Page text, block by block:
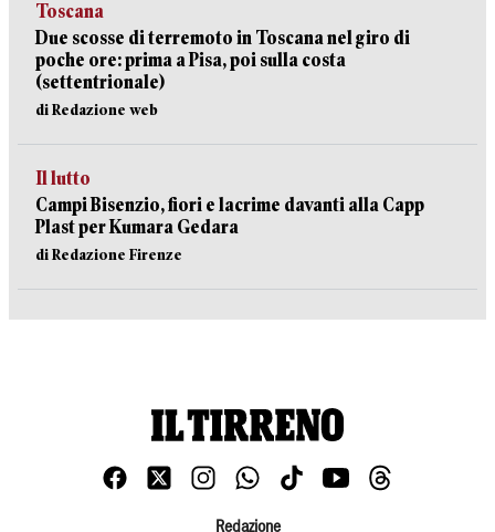
Toscana
Due scosse di terremoto in Toscana nel giro di
poche ore: prima a Pisa, poi sulla costa
(settentrionale)
di Redazione web
Il lutto
Campi Bisenzio, fiori e lacrime davanti alla Capp
Plast per Kumara Gedara
di Redazione Firenze
Redazione